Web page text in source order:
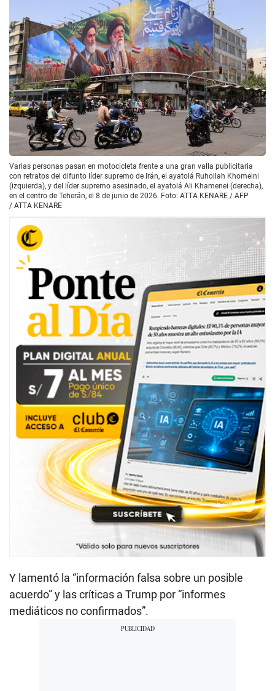
Varias personas pasan en motocicleta frente a una gran valla publicitaria
con retratos del difunto líder supremo de Irán, el ayatolá Ruhollah Khomeini
(izquierda), y del líder supremo asesinado, el ayatolá Ali Khamenei (derecha),
en el centro de Teherán, el 8 de junio de 2026. Foto: ATTA KENARE / AFP
/ ATTA KENARE
Y lamentó la “información falsa sobre un posible
acuerdo” y las críticas a Trump por “informes
mediáticos no confirmados”.